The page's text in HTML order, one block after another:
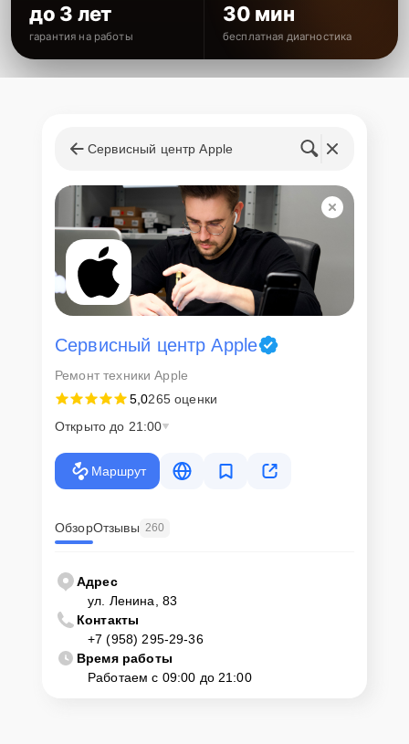
до 3 лет
гарантия на работы
30 мин
бесплатная диагностика
Сервисный центр Apple
Сервисный центр Apple
Ремонт техники Apple
5,0265 оценки
Открыто до 21:00
Маршрут
ОбзорОтзывы 260
Адрес
ул. Ленина, 83
Контакты
+7 (958) 295-29-36
Время работы
Работаем с 09:00 до 21:00